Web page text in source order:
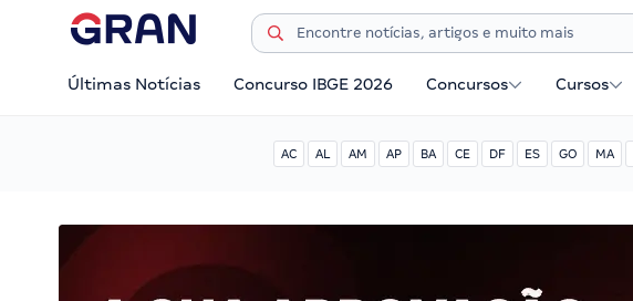
Últimas Notícias Concurso IBGE 2026 Concursos Cursos
AC AL AM AP BA CE DF ES GO MA